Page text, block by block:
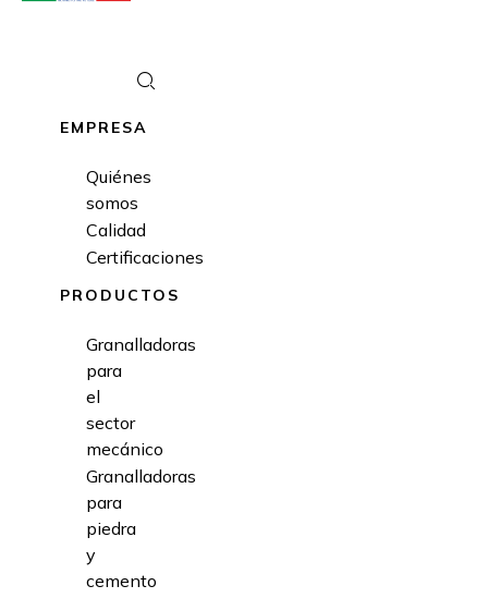
EMPRESA
Quiénes
somos
Calidad
Certificaciones
PRODUCTOS
Granalladoras
para
el
sector
mecánico
Granalladoras
para
piedra
y
cemento